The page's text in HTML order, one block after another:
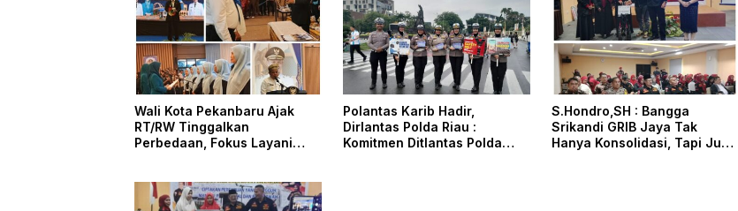
Wali Kota Pekanbaru Ajak
RT/RW Tinggalkan
Perbedaan, Fokus Layani
Polantas Karib Hadir,
Dirlantas Polda Riau :
Komitmen Ditlantas Polda
S.Hondro,SH : Bangga
Srikandi GRIB Jaya Tak
Hanya Konsolidasi, Tapi Juga